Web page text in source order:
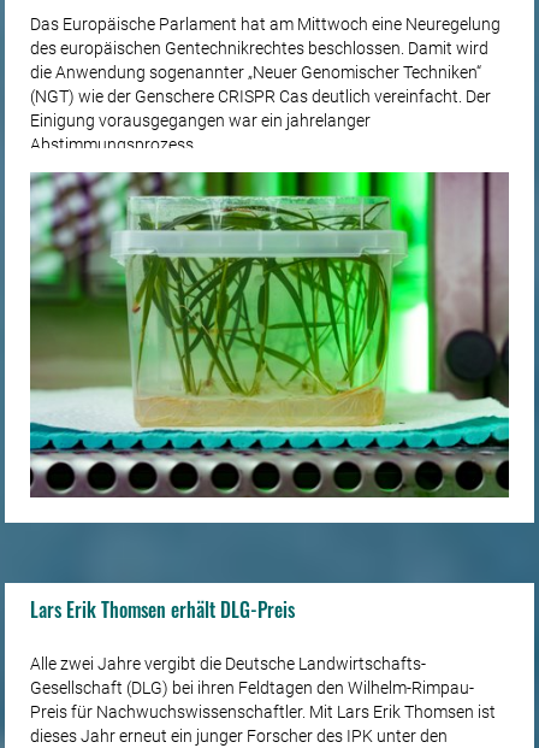
Das Europäische Parlament hat am Mittwoch eine Neuregelung
des europäischen Gentechnikrechtes beschlossen. Damit wird
die Anwendung sogenannter „Neuer Genomischer Techniken“
(NGT) wie der Genschere CRISPR Cas deutlich vereinfacht. Der
Einigung vorausgegangen war ein jahrelanger
Abstimmungsprozess.
Lars Erik Thomsen erhält DLG-Preis
Alle zwei Jahre vergibt die Deutsche Landwirtschafts-
Gesellschaft (DLG) bei ihren Feldtagen den Wilhelm-Rimpau-
Preis für Nachwuchswissenschaftler. Mit Lars Erik Thomsen ist
dieses Jahr erneut ein junger Forscher des IPK unter den